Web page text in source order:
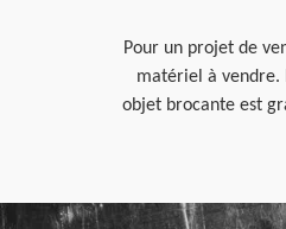
Pour un projet de
matériel à vendre.
objet brocante est